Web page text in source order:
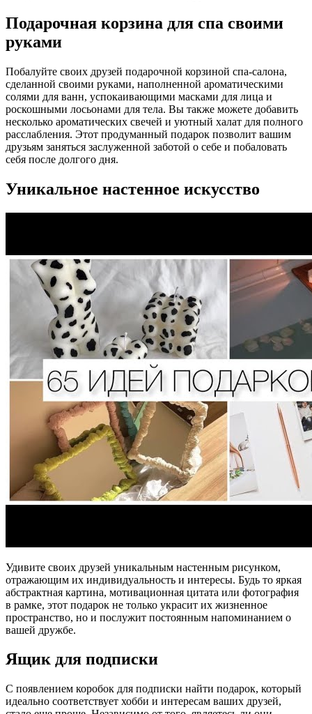
Подарочная корзина для спа своими
руками
Побалуйте своих друзей подарочной корзиной спа-салона,
сделанной своими руками, наполненной ароматическими
солями для ванн, успокаивающими масками для лица и
роскошными лосьонами для тела. Вы также можете добавить
несколько ароматических свечей и уютный халат для полного
расслабления. Этот продуманный подарок позволит вашим
друзьям заняться заслуженной заботой о себе и побаловать
себя после долгого дня.
Уникальное настенное искусство
Удивите своих друзей уникальным настенным рисунком,
отражающим их индивидуальность и интересы. Будь то яркая
абстрактная картина, мотивационная цитата или фотография
в рамке, этот подарок не только украсит их жизненное
пространство, но и послужит постоянным напоминанием о
вашей дружбе.
Ящик для подписки
С появлением коробок для подписки найти подарок, который
идеально соответствует хобби и интересам ваших друзей,